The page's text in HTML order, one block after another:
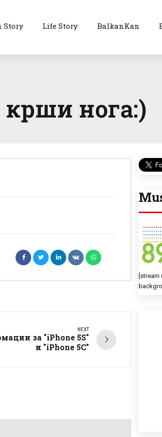
Story Life Story BalkanKan
крши нога:)
NEXT
за "iPhone 5S"
и "iPhone 5C"